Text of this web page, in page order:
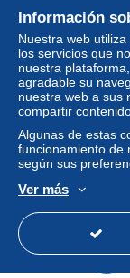
Delcampe,
Las
díasa partir
del vendedor.
Derecho de
cargo del
Para saber
del artículo,
Información
Nuestra web
los servicios que
nuestra
agradable su
nuestra web a sus
compartir
Algunas de estas
funcionamiento de
según sus
Ver más
Comprar en
Vender en
Una página